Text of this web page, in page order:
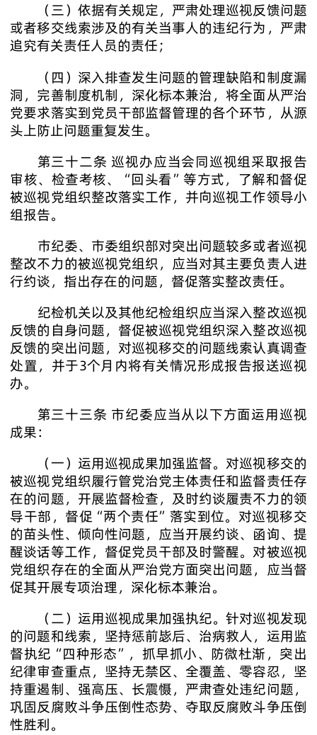
（三）依据有关规定，严肃处理巡视反馈问题
或者移交线索涉及的有关当事人的违纪行为，严肃
追究有关责任人员的责任；
（四）深入排查发生问题的管理缺陷和制度漏
洞，完善制度机制，深化标本兼治，将全面从严治
党要求落实到党员干部监督管理的各个环节，从源
头上防止问题重复发生。
第三十二条 巡视办应当会同巡视组采取报告
审核、检查考核、“回头看”等方式，了解和督促
被巡视党组织整改落实工作，并向巡视工作领导小
组报告。
市纪委、市委组织部对突出问题较多或者巡视
整改不力的被巡视党组织，应当对其主要负责人进
行约谈，指出存在的问题，督促落实整改责任。
纪检机关以及其他纪检组织应当深入整改巡视
反馈的自身问题，督促被巡视党组织深入整改巡视
反馈的突出问题，对巡视移交的问题线索认真调查
处置，并于3个月内将有关情况形成报告报送巡视
办。
第三十三条 市纪委应当从以下方面运用巡视
成果：
（一）运用巡视成果加强监督。对巡视移交的
被巡视党组织履行管党治党主体责任和监督责任存
在的问题，开展监督检查，及时约谈履责不力的领
导干部，督促“两个责任”落实到位。对巡视移交
的苗头性、倾向性问题，应当开展约谈、函询、提
醒谈话等工作，督促党员干部及时警醒。对被巡视
党组织存在的全面从严治党方面突出问题，应当督
促其开展专项治理，深化标本兼治。
（二）运用巡视成果加强执纪。针对巡视发现
的问题和线索，坚持惩前毖后、治病救人，运用监
督执纪“四种形态”，抓早抓小、防微杜渐，突出
纪律审查重点，坚持无禁区、全覆盖、零容忍，坚
持重遏制、强高压、长震慑，严肃查处违纪问题，
巩固反腐败斗争压倒性态势、夺取反腐败斗争压倒
性胜利。